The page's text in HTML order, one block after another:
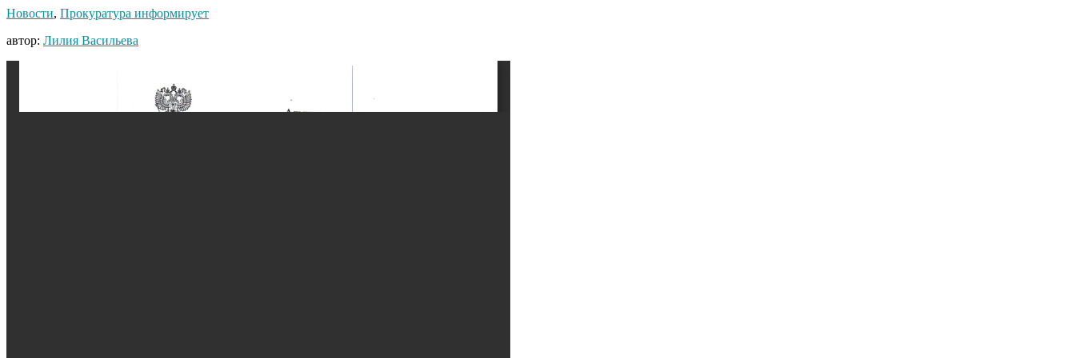
Новости, Прокуратура информирует
автор: Лилия Васильева